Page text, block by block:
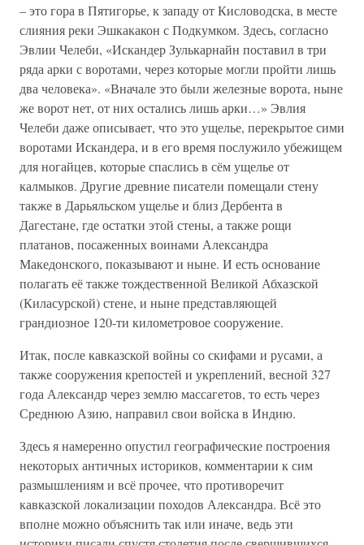
– это гора в Пятигорье, к западу от Кисловодска, в месте
слияния реки Эшкакакон с Подкумком. Здесь, согласно
Эвлии Челеби, «Искандер Зулькарнайн поставил в три
ряда арки с воротами, через которые могли пройти лишь
два человека». «Вначале это были железные ворота, ныне
же ворот нет, от них остались лишь арки…» Эвлия
Челеби даже описывает, что это ущелье, перекрытое сими
воротами Искандера, и в его время послужило убежищем
для ногайцев, которые спаслись в сём ущелье от
калмыков. Другие древние писатели помещали стену
также в Дарьяльском ущелье и близ Дербента в
Дагестане, где остатки этой стены, а также рощи
платанов, посаженных воинами Александра
Македонского, показывают и ныне. И есть основание
полагать её также тождественной Великой Абхазской
(Киласурской) стене, и ныне представляющей
грандиозное 120-ти километровое сооружение.
Итак, после кавказской войны со скифами и русами, а
также сооружения крепостей и укреплений, весной 327
года Александр через землю массагетов, то есть через
Среднюю Азию, направил свои войска в Индию.
Здесь я намеренно опустил географические построения
некоторых античных историков, комментарии к сим
размышлениям и всё прочее, что противоречит
кавказской локализации походов Александра. Всё это
вполне можно объяснить так или иначе, ведь эти